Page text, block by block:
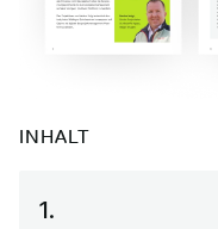
INHALT
1.